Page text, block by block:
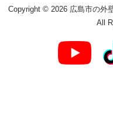
Copyright © 2026 広島市の外
All